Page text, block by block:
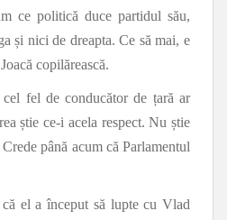
ce politică duce partidul său,
și nici de dreapta. Ce să mai, e
copilărească.
fel de conducător de țară ar
știe ce-i acela respect. Nu știe
până acum că Parlamentul
el a început să lupte cu Vlad